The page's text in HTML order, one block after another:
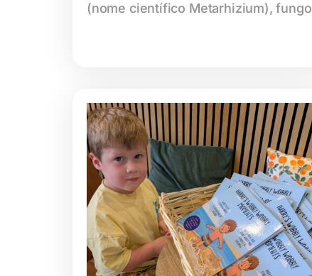
(nome científico Metarhizium), fungo